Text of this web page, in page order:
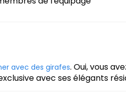
avec des girafes. Oui, vous
avec ses élégants